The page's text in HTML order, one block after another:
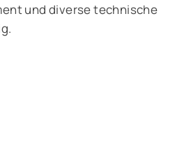
und diverse technische